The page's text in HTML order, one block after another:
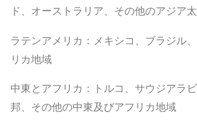
ド、オーストラリア、その他のアジア
ラテンアメリカ：メキシコ、ブラジル
リカ地域
中東とアフリカ：トルコ、サウジアラ
邦、その他の中東及びアフリカ地域